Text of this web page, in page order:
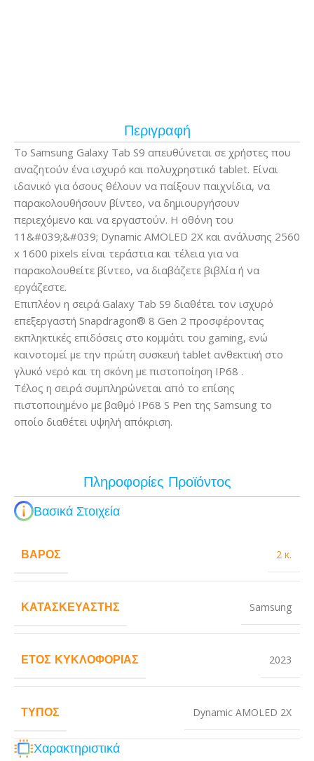
Περιγραφή
Το Samsung Galaxy Tab S9 απευθύνεται σε χρήστες που
αναζητούν ένα ισχυρό και πολυχρηστικό tablet. Είναι
ιδανικό για όσους θέλουν να παίξουν παιχνίδια, να
παρακολουθήσουν βίντεο, να δημιουργήσουν
περιεχόμενο και να εργαστούν. Η οθόνη του
11&#039;&#039; Dynamic AMOLED 2X και ανάλυσης 2560
x 1600 pixels είναι τεράστια και τέλεια για να
παρακολουθείτε βίντεο, να διαβάζετε βιβλία ή να
εργάζεστε.
Επιπλέον η σειρά Galaxy Tab S9 διαθέτει τον ισχυρό
επεξεργαστή Snapdragon® 8 Gen 2 προσφέροντας
εκπληκτικές επιδόσεις στο κομμάτι του gaming, ενώ
καινοτομεί με την πρώτη συσκευή tablet ανθεκτική στο
γλυκό νερό και τη σκόνη με πιστοποίηση IP68 .
Τέλος η σειρά συμπληρώνεται από το επίσης
πιστοποιημένο με βαθμό IP68 S Pen της Samsung το
οποίο διαθέτει υψηλή απόκριση.
Πληροφορίες Προϊόντος
Βασικά Στοιχεία
ΒΆΡΟΣ 2 κ.
ΚΑΤΑΣΚΕΥΑΣΤΉΣ Samsung
ΈΤΟΣ ΚΥΚΛΟΦΟΡΊΑΣ 2023
ΤΎΠΟΣ Dynamic AMOLED 2X
Χαρακτηριστικά